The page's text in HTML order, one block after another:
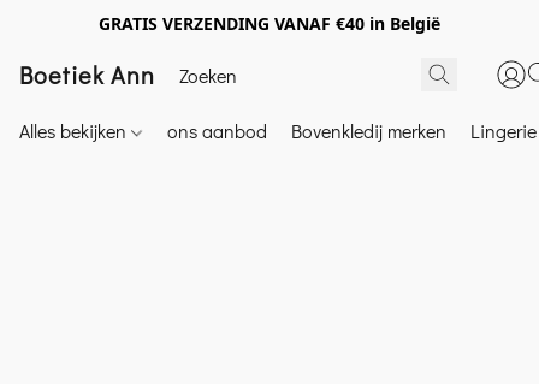
GRATIS VERZENDING VANAF €40 in België
Boetiek Ann
Alles bekijken ons aanbod Bovenkledij merken